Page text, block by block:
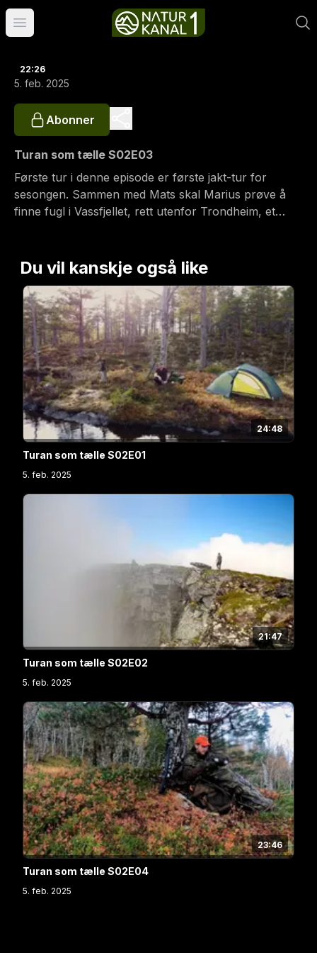
Åpne hovedmeny
22:26
5. feb. 2025
Abonner
Turan som tælle S02E03
Første tur i denne episode er første jakt-tur for
sesongen. Sammen med Mats skal Marius prøve å
finne fugl i Vassfjellet, rett utenfor Trondheim, et
Marius er invitert av Ulvsvåg jaktlag på elgjakt, med
muligheter for fuglejakt, i vakker Nordnorsk natur!
Du vil kanskje også like
24:48
Turan som tælle S02E01
5. feb. 2025
21:47
Turan som tælle S02E02
5. feb. 2025
23:46
Turan som tælle S02E04
5. feb. 2025